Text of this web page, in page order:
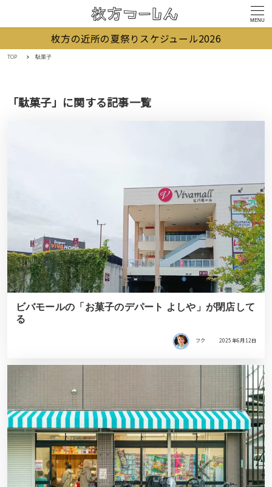
MENU
枚方の近所の夏祭りスケジュール2026
TOP 駄菓子
「駄菓子」に関する記事一覧
ビバモールの「お菓子のデパート よしや」が閉店して
る
フク 2025年6月12日